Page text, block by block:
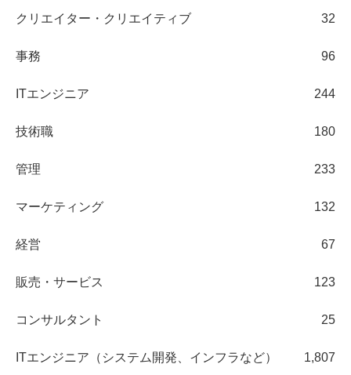
クリエイター・クリエイティブ 32
事務 96
ITエンジニア 244
技術職 180
管理 233
マーケティング 132
経営 67
販売・サービス 123
コンサルタント 25
ITエンジニア（システム開発、インフラなど） 1,807